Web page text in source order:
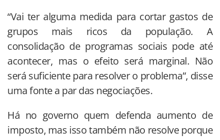
“Vai ter alguma medida para cortar gastos de
grupos mais ricos da população. A
consolidação de programas sociais pode até
acontecer, mas o efeito será marginal. Não
será suficiente para resolver o problema”, disse
uma fonte a par das negociações.
Há no governo quem defenda aumento de
imposto, mas isso também não resolve porque